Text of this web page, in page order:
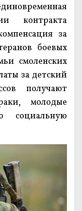
контракта
за
боевых
смоленских
за детский
получают
молодые
социальную